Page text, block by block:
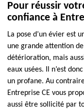
Pour réussir
confiance à
La pose d’un évier est
une grande attention
détérioration, mais
eaux usées. Il n’est
un profane. Au
Entreprise CE vous
aussi être sollicité par